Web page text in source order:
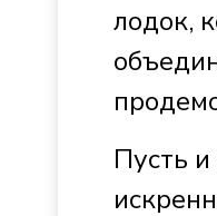
лодок,
Пусть